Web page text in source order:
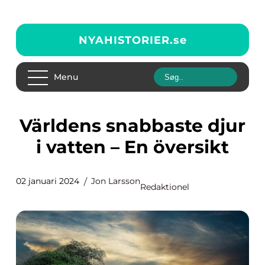
NYAHISTORIER.se
Menu
Världens snabbaste djur
i vatten – En översikt
02 januari 2024 Jon Larsson
Redaktionel